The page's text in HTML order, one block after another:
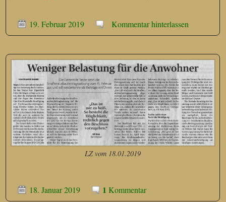
19. Februar 2019 Kommentar hinterlassen
LZ vom 18.01.2019
18. Januar 2019 1 Kommentar